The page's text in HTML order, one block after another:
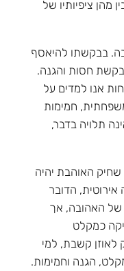
מהן ציפיותיו של
בבקשתו להיאסף
חסות והגנה.
אנו למדים על
חמימות
תלויה בדבר,
האוהבת יהיה
הדובר
של האהובה, אך
כמקלט
לאוזן קשבת, למי
הגנה וחמימות.